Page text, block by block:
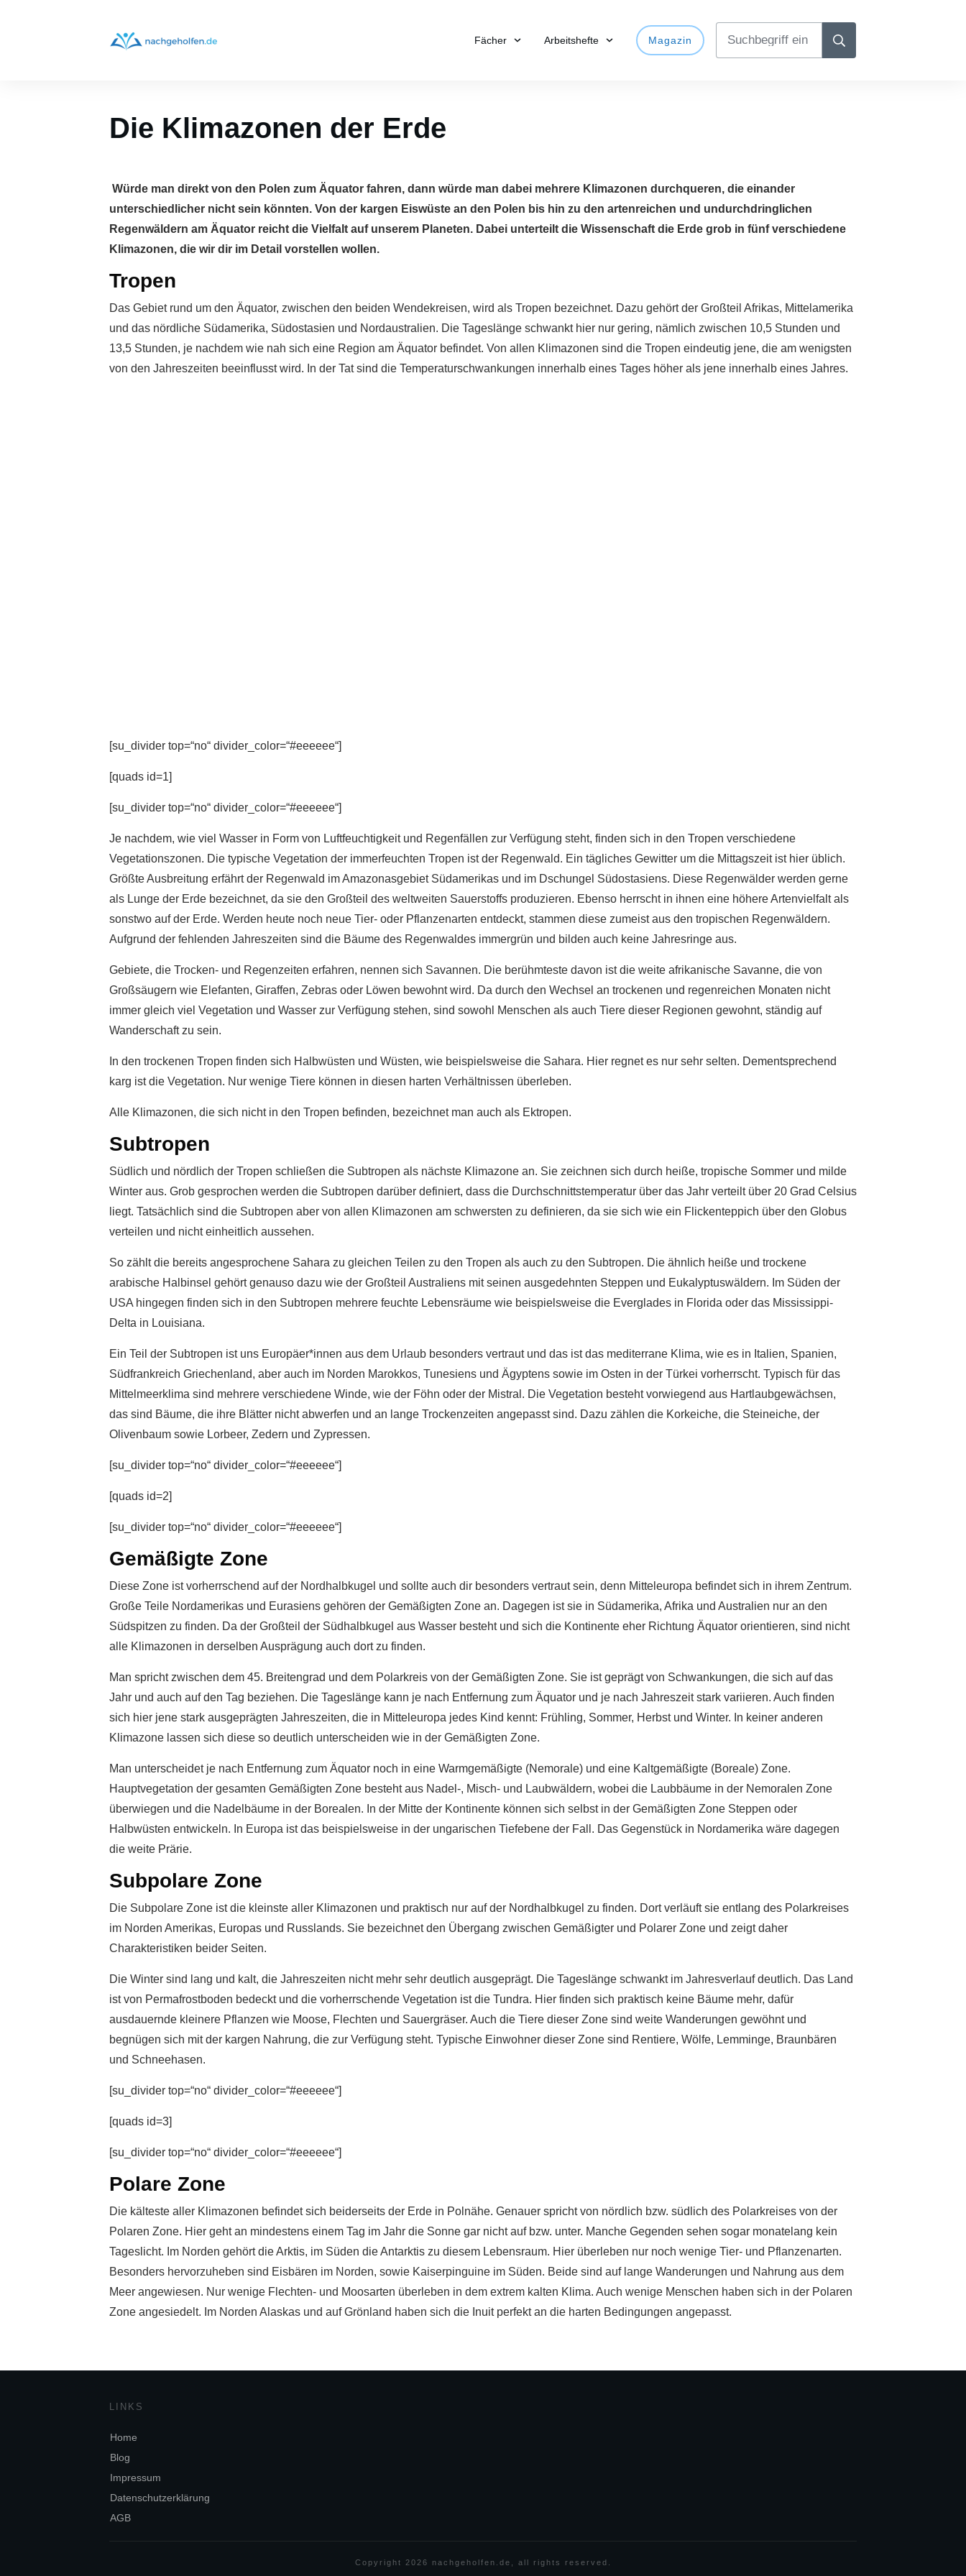
Fächer Arbeitshefte Magazin
Die Klimazonen der Erde
Würde man direkt von den Polen zum Äquator fahren, dann würde man dabei mehrere Klimazonen durchqueren, die einander
unterschiedlicher nicht sein könnten. Von der kargen Eiswüste an den Polen bis hin zu den artenreichen und undurchdringlichen
Regenwäldern am Äquator reicht die Vielfalt auf unserem Planeten. Dabei unterteilt die Wissenschaft die Erde grob in fünf verschiedene
Klimazonen, die wir dir im Detail vorstellen wollen.
Tropen
Das Gebiet rund um den Äquator, zwischen den beiden Wendekreisen, wird als Tropen bezeichnet. Dazu gehört der Großteil Afrikas, Mittelamerika
und das nördliche Südamerika, Südostasien und Nordaustralien. Die Tageslänge schwankt hier nur gering, nämlich zwischen 10,5 Stunden und
13,5 Stunden, je nachdem wie nah sich eine Region am Äquator befindet. Von allen Klimazonen sind die Tropen eindeutig jene, die am wenigsten
von den Jahreszeiten beeinflusst wird. In der Tat sind die Temperaturschwankungen innerhalb eines Tages höher als jene innerhalb eines Jahres.
[su_divider top=“no“ divider_color=“#eeeeee“]
[quads id=1]
[su_divider top=“no“ divider_color=“#eeeeee“]
Je nachdem, wie viel Wasser in Form von Luftfeuchtigkeit und Regenfällen zur Verfügung steht, finden sich in den Tropen verschiedene
Vegetationszonen. Die typische Vegetation der immerfeuchten Tropen ist der Regenwald. Ein tägliches Gewitter um die Mittagszeit ist hier üblich.
Größte Ausbreitung erfährt der Regenwald im Amazonasgebiet Südamerikas und im Dschungel Südostasiens. Diese Regenwälder werden gerne
als Lunge der Erde bezeichnet, da sie den Großteil des weltweiten Sauerstoffs produzieren. Ebenso herrscht in ihnen eine höhere Artenvielfalt als
sonstwo auf der Erde. Werden heute noch neue Tier- oder Pflanzenarten entdeckt, stammen diese zumeist aus den tropischen Regenwäldern.
Aufgrund der fehlenden Jahreszeiten sind die Bäume des Regenwaldes immergrün und bilden auch keine Jahresringe aus.
Gebiete, die Trocken- und Regenzeiten erfahren, nennen sich Savannen. Die berühmteste davon ist die weite afrikanische Savanne, die von
Großsäugern wie Elefanten, Giraffen, Zebras oder Löwen bewohnt wird. Da durch den Wechsel an trockenen und regenreichen Monaten nicht
immer gleich viel Vegetation und Wasser zur Verfügung stehen, sind sowohl Menschen als auch Tiere dieser Regionen gewohnt, ständig auf
Wanderschaft zu sein.
In den trockenen Tropen finden sich Halbwüsten und Wüsten, wie beispielsweise die Sahara. Hier regnet es nur sehr selten. Dementsprechend
karg ist die Vegetation. Nur wenige Tiere können in diesen harten Verhältnissen überleben.
Alle Klimazonen, die sich nicht in den Tropen befinden, bezeichnet man auch als Ektropen.
Subtropen
Südlich und nördlich der Tropen schließen die Subtropen als nächste Klimazone an. Sie zeichnen sich durch heiße, tropische Sommer und milde
Winter aus. Grob gesprochen werden die Subtropen darüber definiert, dass die Durchschnittstemperatur über das Jahr verteilt über 20 Grad Celsius
liegt. Tatsächlich sind die Subtropen aber von allen Klimazonen am schwersten zu definieren, da sie sich wie ein Flickenteppich über den Globus
verteilen und nicht einheitlich aussehen.
So zählt die bereits angesprochene Sahara zu gleichen Teilen zu den Tropen als auch zu den Subtropen. Die ähnlich heiße und trockene
arabische Halbinsel gehört genauso dazu wie der Großteil Australiens mit seinen ausgedehnten Steppen und Eukalyptuswäldern. Im Süden der
USA hingegen finden sich in den Subtropen mehrere feuchte Lebensräume wie beispielsweise die Everglades in Florida oder das Mississippi-
Delta in Louisiana.
Ein Teil der Subtropen ist uns Europäer*innen aus dem Urlaub besonders vertraut und das ist das mediterrane Klima, wie es in Italien, Spanien,
Südfrankreich Griechenland, aber auch im Norden Marokkos, Tunesiens und Ägyptens sowie im Osten in der Türkei vorherrscht. Typisch für das
Mittelmeerklima sind mehrere verschiedene Winde, wie der Föhn oder der Mistral. Die Vegetation besteht vorwiegend aus Hartlaubgewächsen,
das sind Bäume, die ihre Blätter nicht abwerfen und an lange Trockenzeiten angepasst sind. Dazu zählen die Korkeiche, die Steineiche, der
Olivenbaum sowie Lorbeer, Zedern und Zypressen.
[su_divider top=“no“ divider_color=“#eeeeee“]
[quads id=2]
[su_divider top=“no“ divider_color=“#eeeeee“]
Gemäßigte Zone
Diese Zone ist vorherrschend auf der Nordhalbkugel und sollte auch dir besonders vertraut sein, denn Mitteleuropa befindet sich in ihrem Zentrum.
Große Teile Nordamerikas und Eurasiens gehören der Gemäßigten Zone an. Dagegen ist sie in Südamerika, Afrika und Australien nur an den
Südspitzen zu finden. Da der Großteil der Südhalbkugel aus Wasser besteht und sich die Kontinente eher Richtung Äquator orientieren, sind nicht
alle Klimazonen in derselben Ausprägung auch dort zu finden.
Man spricht zwischen dem 45. Breitengrad und dem Polarkreis von der Gemäßigten Zone. Sie ist geprägt von Schwankungen, die sich auf das
Jahr und auch auf den Tag beziehen. Die Tageslänge kann je nach Entfernung zum Äquator und je nach Jahreszeit stark variieren. Auch finden
sich hier jene stark ausgeprägten Jahreszeiten, die in Mitteleuropa jedes Kind kennt: Frühling, Sommer, Herbst und Winter. In keiner anderen
Klimazone lassen sich diese so deutlich unterscheiden wie in der Gemäßigten Zone.
Man unterscheidet je nach Entfernung zum Äquator noch in eine Warmgemäßigte (Nemorale) und eine Kaltgemäßigte (Boreale) Zone.
Hauptvegetation der gesamten Gemäßigten Zone besteht aus Nadel-, Misch- und Laubwäldern, wobei die Laubbäume in der Nemoralen Zone
überwiegen und die Nadelbäume in der Borealen. In der Mitte der Kontinente können sich selbst in der Gemäßigten Zone Steppen oder
Halbwüsten entwickeln. In Europa ist das beispielsweise in der ungarischen Tiefebene der Fall. Das Gegenstück in Nordamerika wäre dagegen
die weite Prärie.
Subpolare Zone
Die Subpolare Zone ist die kleinste aller Klimazonen und praktisch nur auf der Nordhalbkugel zu finden. Dort verläuft sie entlang des Polarkreises
im Norden Amerikas, Europas und Russlands. Sie bezeichnet den Übergang zwischen Gemäßigter und Polarer Zone und zeigt daher
Charakteristiken beider Seiten.
Die Winter sind lang und kalt, die Jahreszeiten nicht mehr sehr deutlich ausgeprägt. Die Tageslänge schwankt im Jahresverlauf deutlich. Das Land
ist von Permafrostboden bedeckt und die vorherrschende Vegetation ist die Tundra. Hier finden sich praktisch keine Bäume mehr, dafür
ausdauernde kleinere Pflanzen wie Moose, Flechten und Sauergräser. Auch die Tiere dieser Zone sind weite Wanderungen gewöhnt und
begnügen sich mit der kargen Nahrung, die zur Verfügung steht. Typische Einwohner dieser Zone sind Rentiere, Wölfe, Lemminge, Braunbären
und Schneehasen.
[su_divider top=“no“ divider_color=“#eeeeee“]
[quads id=3]
[su_divider top=“no“ divider_color=“#eeeeee“]
Polare Zone
Die kälteste aller Klimazonen befindet sich beiderseits der Erde in Polnähe. Genauer spricht von nördlich bzw. südlich des Polarkreises von der
Polaren Zone. Hier geht an mindestens einem Tag im Jahr die Sonne gar nicht auf bzw. unter. Manche Gegenden sehen sogar monatelang kein
Tageslicht. Im Norden gehört die Arktis, im Süden die Antarktis zu diesem Lebensraum. Hier überleben nur noch wenige Tier- und Pflanzenarten.
Besonders hervorzuheben sind Eisbären im Norden, sowie Kaiserpinguine im Süden. Beide sind auf lange Wanderungen und Nahrung aus dem
Meer angewiesen. Nur wenige Flechten- und Moosarten überleben in dem extrem kalten Klima. Auch wenige Menschen haben sich in der Polaren
Zone angesiedelt. Im Norden Alaskas und auf Grönland haben sich die Inuit perfekt an die harten Bedingungen angepasst.
LINKS
Home
Blog
Impressum
Datenschutzerklärung
AGB
Copyright 2026 nachgeholfen.de , all rights reserved.